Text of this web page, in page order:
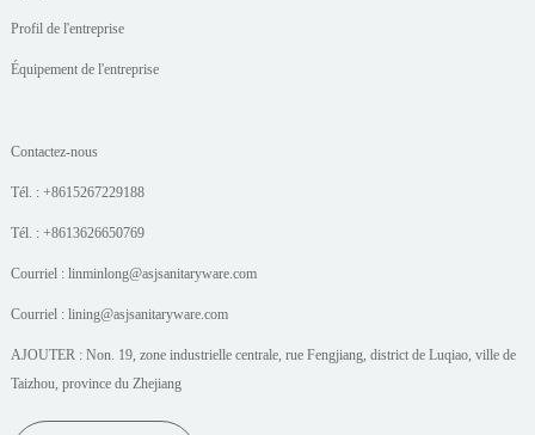
Profil de l'entreprise
Équipement de l'entreprise
Contactez-nous
Tél. : +8615267229188
Tél. : +8613626650769
Courriel : linminlong@asjsanitaryware.com
Courriel : lining@asjsanitaryware.com
AJOUTER : Non. 19, zone industrielle centrale, rue Fengjiang, district de Luqiao, ville de
Taizhou, province du Zhejiang